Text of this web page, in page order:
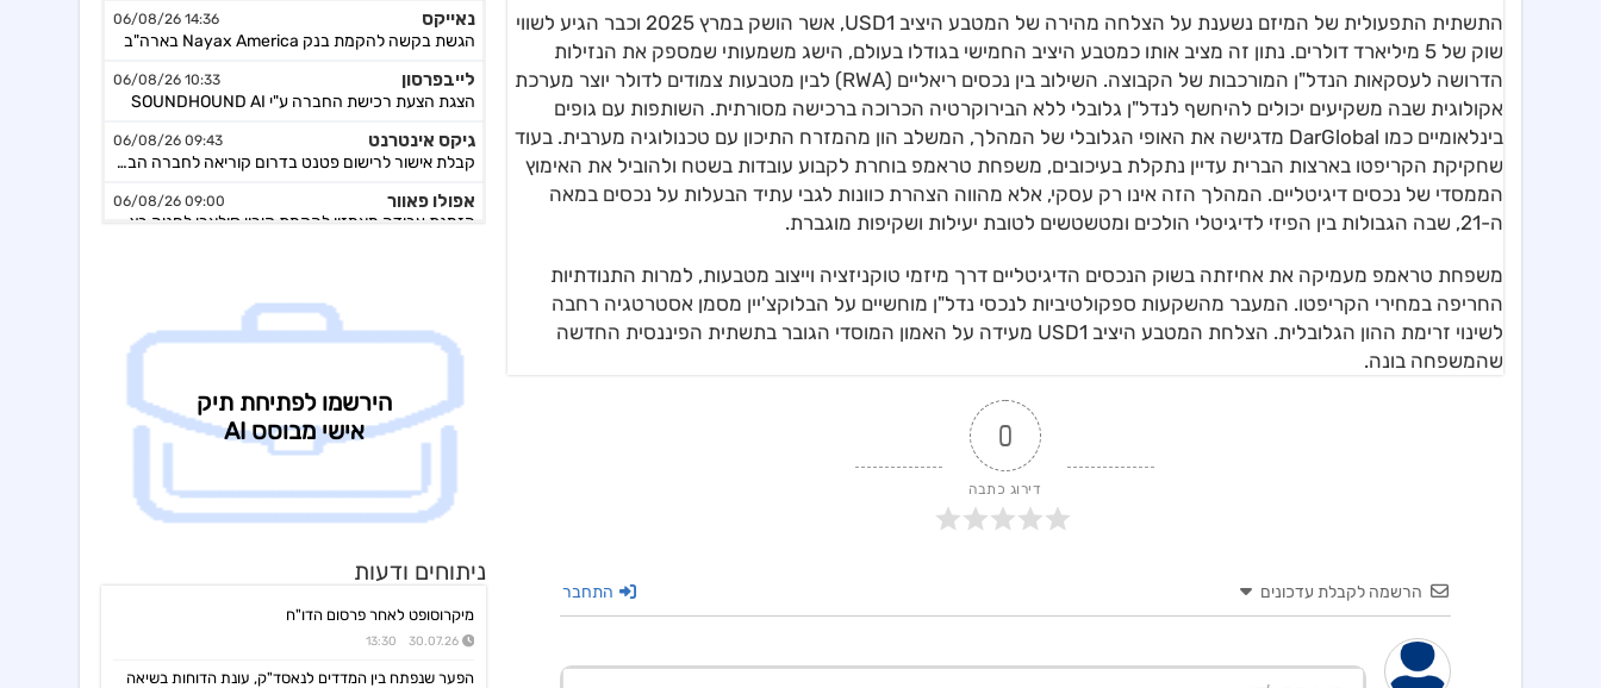
התשתית התפעולית של המיזם נשענת על הצלחה מהירה של המטבע היציב USD1, אשר הושק במרץ 2025 וכבר הגיע לשווי
שוק של 5 מיליארד דולרים. נתון זה מציב אותו כמטבע היציב החמישי בגודלו בעולם, הישג משמעותי שמספק את הנזילות
הדרושה לעסקאות הנדל"ן המורכבות של הקבוצה. השילוב בין נכסים ריאליים (RWA) לבין מטבעות צמודים לדולר יוצר מערכת
אקולוגית שבה משקיעים יכולים להיחשף לנדל"ן גלובלי ללא הבירוקרטיה הכרוכה ברכישה מסורתית. השותפות עם גופים
בינלאומיים כמו DarGlobal מדגישה את האופי הגלובלי של המהלך, המשלב הון מהמזרח התיכון עם טכנולוגיה מערבית. בעוד
שחקיקת הקריפטו בארצות הברית עדיין נתקלת בעיכובים, משפחת טראמפ בוחרת לקבוע עובדות בשטח ולהוביל את האימוץ
הממסדי של נכסים דיגיטליים. המהלך הזה אינו רק עסקי, אלא מהווה הצהרת כוונות לגבי עתיד הבעלות על נכסים במאה
ה-21, שבה הגבולות בין הפיזי לדיגיטלי הולכים ומטשטשים לטובת יעילות ושקיפות מוגברת.
משפחת טראמפ מעמיקה את אחיזתה בשוק הנכסים הדיגיטליים דרך מיזמי טוקניזציה וייצוב מטבעות, למרות התנודתיות
החריפה במחירי הקריפטו. המעבר מהשקעות ספקולטיביות לנכסי נדל"ן מוחשיים על הבלוקצ'יין מסמן אסטרטגיה רחבה
לשינוי זרימת ההון הגלובלית. הצלחת המטבע היציב USD1 מעידה על האמון המוסדי הגובר בתשתית הפיננסית החדשה
שהמשפחה בונה.
0
דירוג כתבה
הרשמה לקבלת עדכונים התחבר
נאייקס 14:36 06/08/26
הגשת בקשה להקמת בנק Nayax America בארה"ב
לייבפרסון 10:33 06/08/26
הצגת הצעת רכישת החברה ע"י SOUNDHOUND AI
גיקס אינטרנט 09:43 06/08/26
אפולו פאוור 09:00 06/08/26
מצגת שוק ההון - דוח רבעון שני 2026
סוגת 08:24 06/08/26
נופר אנרג'י 08:09 06/08/26
מצגת משקיעים רבעון שני לשנת 2026
אינפליי
פינרג'י 14:29 05/08/26
ניתוחים ודעות
מיקרוסופט לאחר פרסום הדו"ח
30.07.26 13:30
הפער שנפתח בין המדדים לנאסד"ק, עונת הדוחות בשיאה